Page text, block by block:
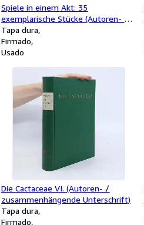
Spiele in einem Akt: 35
exemplarische Stücke (Autoren- /
zusammenhängende Unterschrift)
Tapa dura
Firmado
Usado
Die Cactaceae VI. (Autoren- /
zusammenhängende Unterschrift)
Tapa dura
Firmado